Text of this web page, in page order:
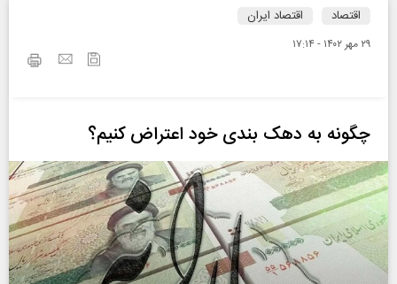
اقتصاد اقتصاد ایران
۲۹ مهر ۱۴۰۲ - ۱۷:۱۴
چگونه به دهک‌ بندی خود اعتراض کنیم؟